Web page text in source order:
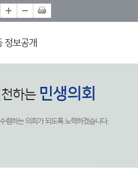
정보공개
하는 민생의회
렴하는 의회가 되도록 노력하겠습니다.